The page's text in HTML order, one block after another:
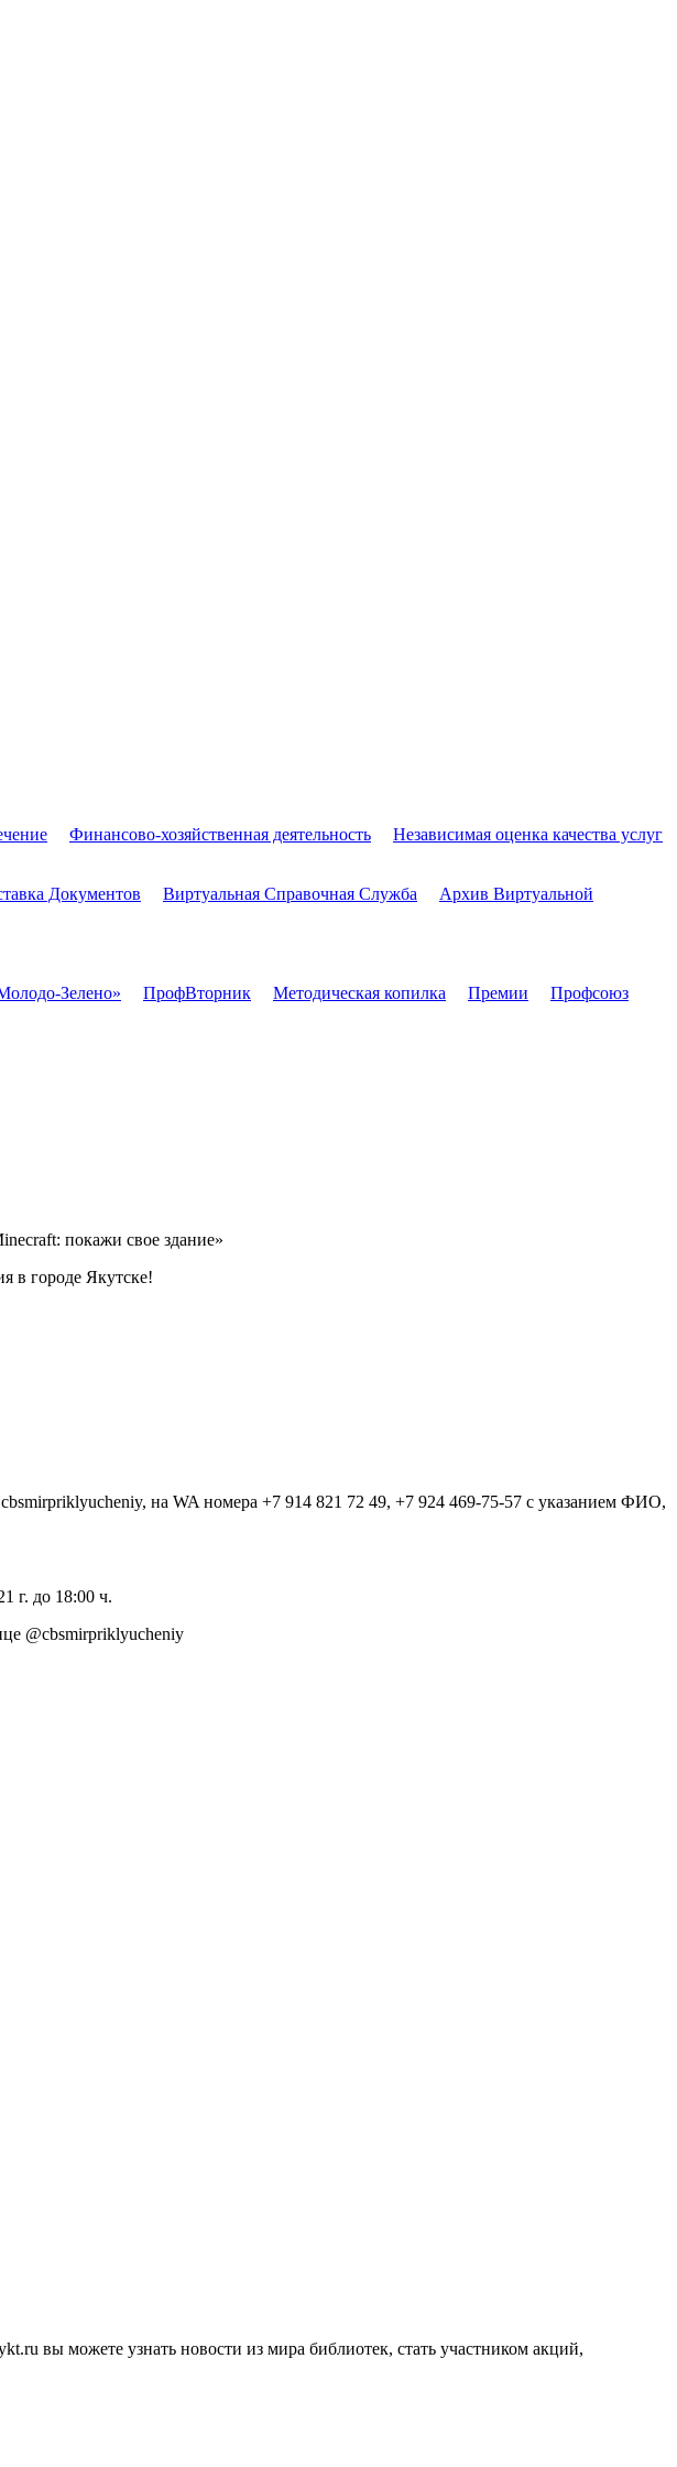
Финансово-хозяйственная деятельность
Независимая оценка качества услуг
Документов Виртуальная Справочная Служба
Архив Виртуальной
Зелено» ПрофВторник Методическая копилка Премии
Профсоюз
покажи свое здание»
в городе Якутске!
на WA номера +7 914 821 72 49, +7 924 469-75-57 c указанием ФИО,
г. до 18:00 ч.
@cbsmirpriklyucheniy
вы можете узнать новости из мира библиотек, стать участником акций,